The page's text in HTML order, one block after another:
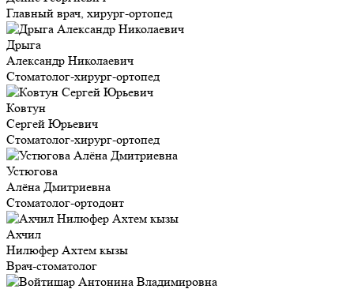
Главный врач, хирург-ортопед
Дрыга
Александр Николаевич
Стоматолог-хирург-ортопед
Ковтун
Сергей Юрьевич
Стоматолог-хирург-ортопед
Устюгова
Алёна Дмитриевна
Стоматолог-ортодонт
Ахчил
Нилюфер Ахтем кызы
Врач-стоматолог